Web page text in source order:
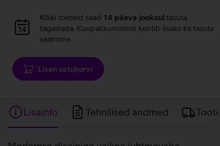
laadimine
Andmete
laadimine
Kõiki tooteid saad 14 päeva jooksul tasuta
tagastada. Kuupakkumistele kehtib lisaks ka tasuta
saatmine.
Lisan ostukorvi
Lisainfo Tehnilised andmed